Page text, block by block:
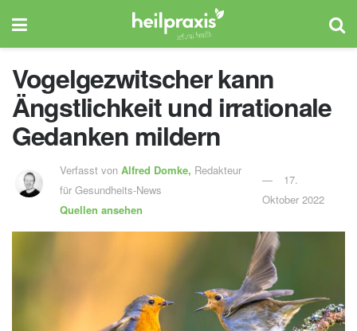
Vogelgezwitscher kann
Ängstlichkeit und irrationale
Gedanken mildern
Verfasst vonAlfred Domke, Redakteur
für Gesundheits-News
Quellen ansehen
17.
Oktober 2022